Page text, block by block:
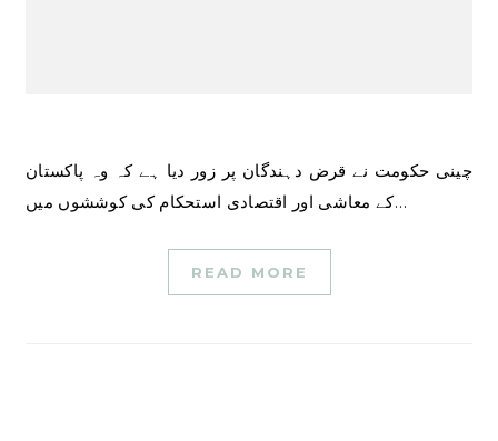
چینی حکومت نے قرض دہندگان پر زور دیا ہے کہ وہ پاکستان
کے معاشی اور اقتصادی استحکام کی کوششوں میں…
READ MORE